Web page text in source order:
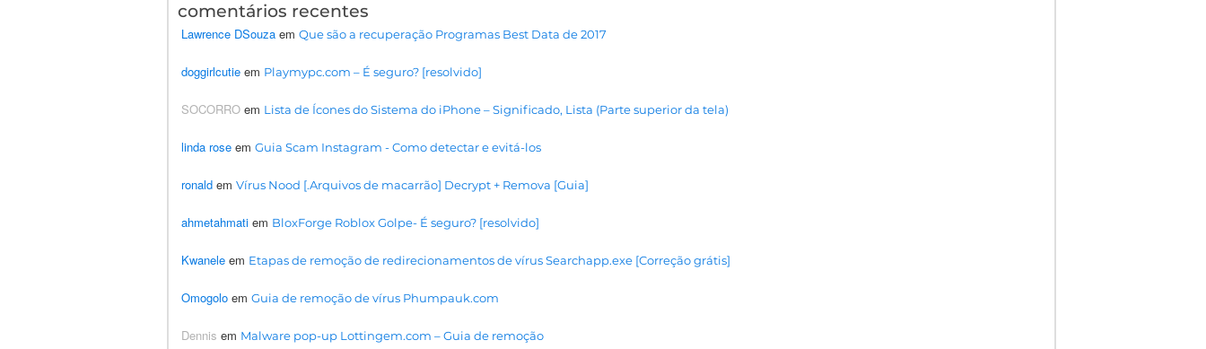
comentários recentes
Lawrence DSouza em Que são a recuperação Programas Best Data de 2017
doggirlcutie em Playmypc.com – É seguro? [resolvido]
SOCORRO em Lista de Ícones do Sistema do iPhone – Significado, Lista (Parte superior da tela)
linda rose em Guia Scam Instagram - Como detectar e evitá-los
ronald em Vírus Nood [.Arquivos de macarrão] Decrypt + Remova [Guia]
ahmetahmati em BloxForge Roblox Golpe- É seguro? [resolvido]
Kwanele em Etapas de remoção de redirecionamentos de vírus Searchapp.exe [Correção grátis]
Omogolo em Guia de remoção de vírus Phumpauk.com
Dennis em Malware pop-up Lottingem.com – Guia de remoção